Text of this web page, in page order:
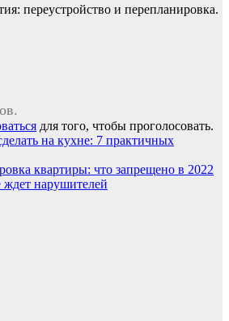
переустройство и перепланировка.
для того, чтобы проголосовать.
на кухне: 7 практичных
квартиры: что запрещено в 2022
ждет нарушителей